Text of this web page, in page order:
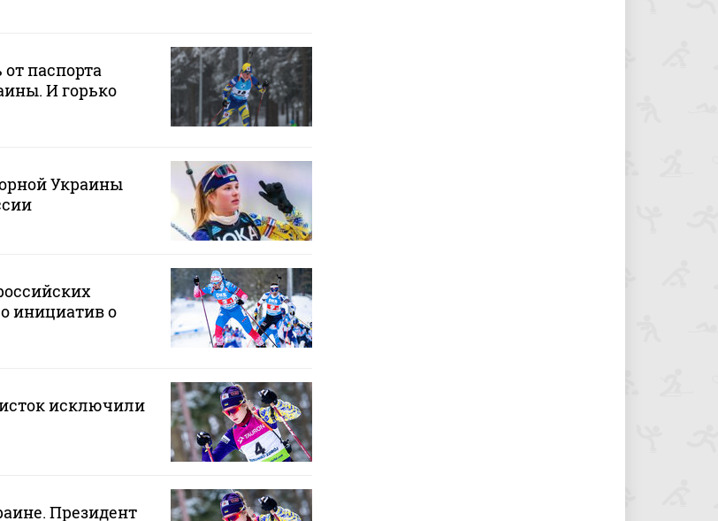
паспорта
И горько
Украины
инициатив о
исключили
Президент